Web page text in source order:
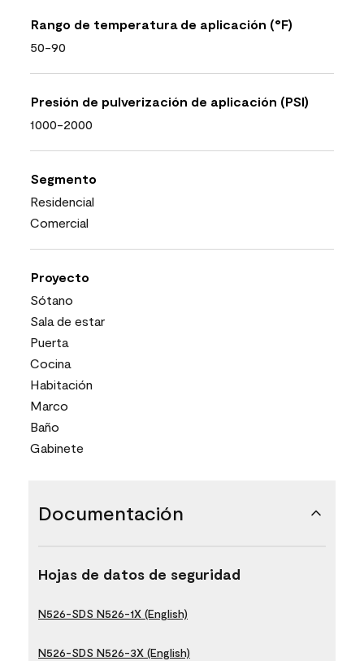
Rango de temperatura de aplicación (°F)
50-90
Presión de pulverización de aplicación (PSI)
1000-2000
Segmento
Residencial
Comercial
Proyecto
Sótano
Sala de estar
Puerta
Cocina
Habitación
Marco
Baño
Gabinete
Documentación
Hojas de datos de seguridad
N526-SDS N526-1X (English)
N526-SDS N526-3X (English)